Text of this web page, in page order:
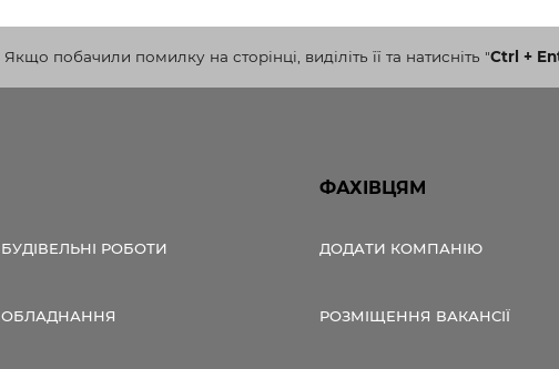
Якщо побачили помилку на сторінці, виділіть її та натисніть "Ctrl +
БУДІВЕЛЬНІ РОБОТИ
ОБЛАДНАННЯ
ФАХІВЦЯМ
ДОДАТИ КОМПАНІЮ
РОЗМІЩЕННЯ ВАКАНСІЇ